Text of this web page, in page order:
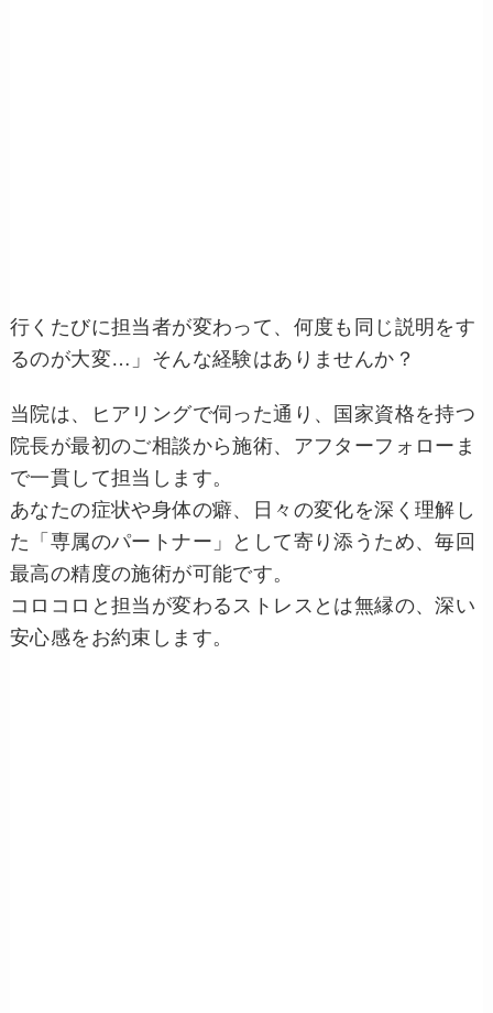
行くたびに担当者が変わって、何度も同じ説明をす
るのが大変…」そんな経験はありませんか？
当院は、ヒアリングで伺った通り、国家資格を持つ
院長が最初のご相談から施術、アフターフォローま
で一貫して担当します。
あなたの症状や身体の癖、日々の変化を深く理解し
た「専属のパートナー」として寄り添うため、毎回
最高の精度の施術が可能です。
コロコロと担当が変わるストレスとは無縁の、深い
安心感をお約束します。